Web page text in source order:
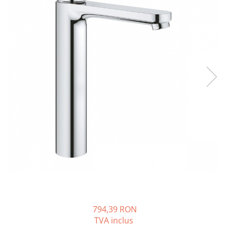
Contoare energie termica
Instant apa calda pe gaz / GPL794,39 RON
TVA inclus